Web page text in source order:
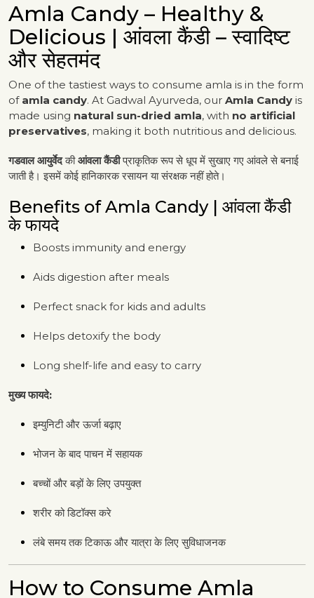
Amla Candy – Healthy &
Delicious | आंवला कैंडी – स्वादिष्ट
और सेहतमंद
One of the tastiest ways to consume amla is in the form
of amla candy. At Gadwal Ayurveda, our Amla Candy is
made using natural sun-dried amla, with no artificial
preservatives, making it both nutritious and delicious.
गडवाल आयुर्वेदकीआंवला कैंडीप्राकृतिक रूप से धूप में सुखाए गए आंवले से बनाई
जाती है। इसमें कोई हानिकारक रसायन या संरक्षक नहीं होते।
Benefits of Amla Candy | आंवला कैंडी
के फायदे
Boosts immunity and energy
Aids digestion after meals
Perfect snack for kids and adults
Helps detoxify the body
Long shelf-life and easy to carry
मुख्य फायदे:
इम्युनिटी और ऊर्जा बढ़ाए
भोजन के बाद पाचन में सहायक
बच्चों और बड़ों के लिए उपयुक्त
शरीर को डिटॉक्स करे
लंबे समय तक टिकाऊ और यात्रा के लिए सुविधाजनक
How to Consume Amla